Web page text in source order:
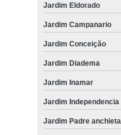
Jardim Eldorado
Jardim Campanario
Jardim Conceição
Jardim Diadema
Jardim Inamar
Jardim Independencia
Jardim Padre anchieta